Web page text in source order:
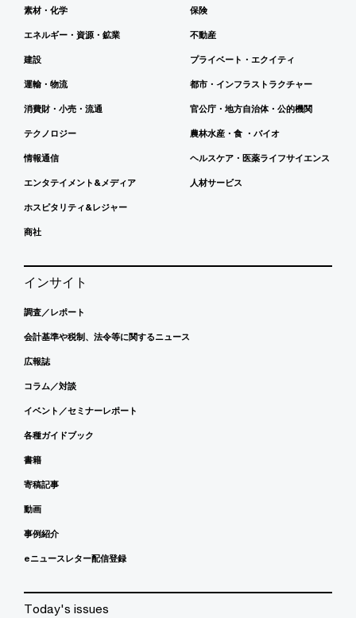
素材・化学
エネルギー・資源・鉱業
建設
運輸・物流
消費財・小売・流通
テクノロジー
情報通信
エンタテイメント&メディア
ホスピタリティ&レジャー
商社
保険
不動産
プライベート・エクイティ
都市・インフラストラクチャー
官公庁・地方自治体・公的機関
農林水産・食 ・バイオ
ヘルスケア・医薬ライフサイエンス
人材サービス
インサイト
調査／レポート
会計基準や税制、法令等に関するニュース
広報誌
コラム／対談
イベント／セミナーレポート
各種ガイドブック
書籍
寄稿記事
動画
事例紹介
eニュースレター配信登録
Today's issues